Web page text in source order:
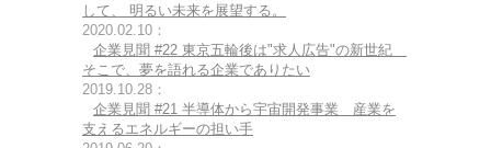
して、 明るい未来を展望する。
2020.02.10：
企業見聞 #22 東京五輪後は"求人広告"の新世紀
そこで、夢を語れる企業でありたい
2019.10.28：
企業見聞 #21 半導体から宇宙開発事業 産業を
支えるエネルギーの担い手